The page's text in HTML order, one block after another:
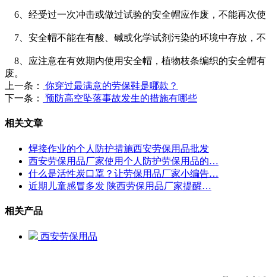
6、经受过一次冲击或做过试验的安全帽应作废，不能再次
7、安全帽不能在有酸、碱或化学试剂污染的环境中存放，
8、应注意在有效期内使用安全帽，植物枝条编织的安全帽
废。
上一条：
你穿过最满意的劳保鞋是哪款？
下一条：
预防高空坠落事故发生的措施有哪些
相关文章
焊接作业的个人防护措施西安劳保用品批发
西安劳保用品厂家使用个人防护劳保用品的…
什么是活性炭口罩？让劳保用品厂家小编告…
近期儿童感冒多发 陕西劳保用品厂家提醒…
相关产品
西安劳保用品